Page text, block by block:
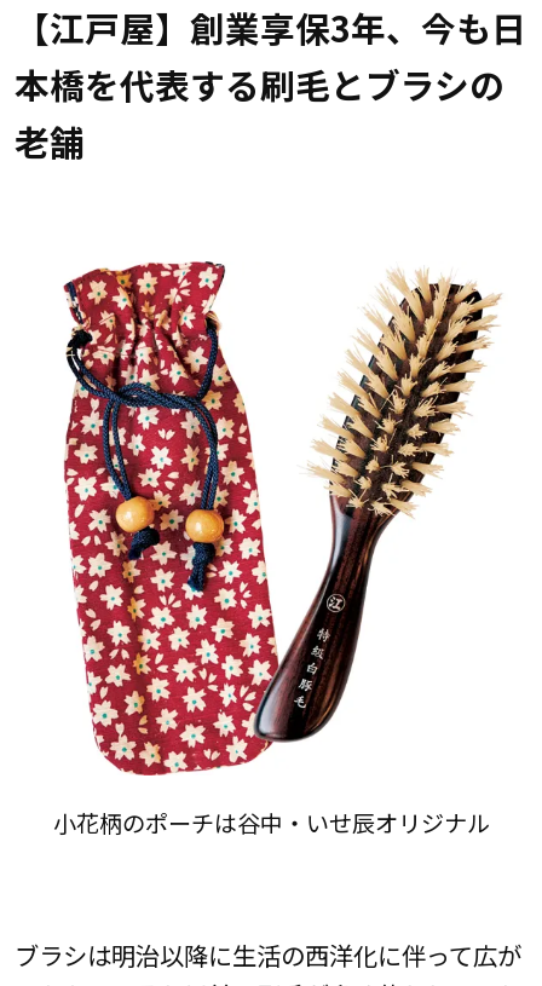
【江戸屋】創業享保3年、今も日
本橋を代表する刷毛とブラシの
老舗
小花柄のポーチは谷中・いせ辰オリジナル
ブラシは明治以降に生活の西洋化に伴って広が